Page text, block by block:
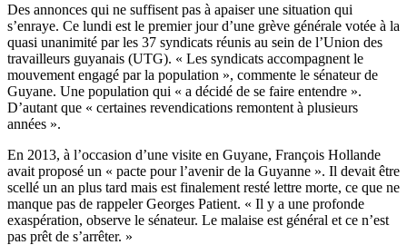
Des annonces qui ne suffisent pas à apaiser une situation qui
s’enraye. Ce lundi est le premier jour d’une grève générale votée à la
quasi unanimité par les 37 syndicats réunis au sein de l’Union des
travailleurs guyanais (UTG). « Les syndicats accompagnent le
mouvement engagé par la population », commente le sénateur de
Guyane. Une population qui « a décidé de se faire entendre ».
D’autant que « certaines revendications remontent à plusieurs
années ».
En 2013, à l’occasion d’une visite en Guyane, François Hollande
avait proposé un « pacte pour l’avenir de la Guyanne ». Il devait être
scellé un an plus tard mais est finalement resté lettre morte, ce que ne
manque pas de rappeler Georges Patient. « Il y a une profonde
exaspération, observe le sénateur. Le malaise est général et ce n’est
pas prêt de s’arrêter. »